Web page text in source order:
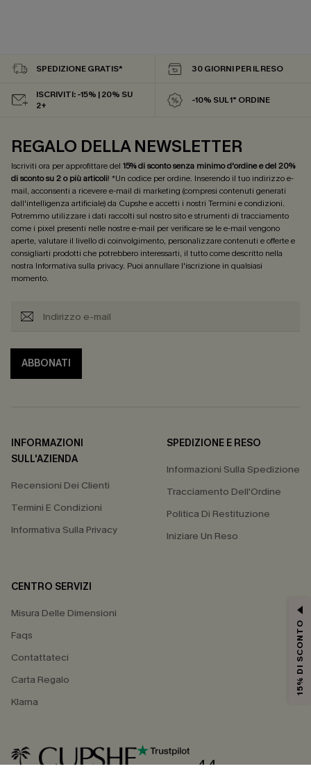
SPEDIZIONE GRATIS* 30 GIORNI PER IL RESO
ISCRIVITI: -15% | 20% SU
2+
-10% SUL 1° ORDINE
REGALO DELLA NEWSLETTER
Iscriviti ora per approfittare del 15% di sconto senza minimo d'ordine e del 20%
di sconto su 2 o più articoli! *Un codice per ordine. Inserendo il tuo indirizzo e-
mail, acconsenti a ricevere e-mail di marketing (compresi contenuti generati
dall'intelligenza artificiale) da Cupshe e accetti i nostri Termini e condizioni.
Potremmo utilizzare i dati raccolti sul nostro sito e strumenti di tracciamento
come i pixel presenti nelle nostre e-mail per verificare se le e-mail vengono
aperte, valutare il livello di coinvolgimento, personalizzare contenuti e offerte e
consigliarti prodotti che potrebbero interessarti, il tutto come descritto nella
nostra Informativa sulla privacy. Puoi annullare l'iscrizione in qualsiasi
momento.
ABBONATI
INFORMAZIONI
SULL'AZIENDA
Recensioni Dei Clienti
Termini E Condizioni
Informativa Sulla Privacy
SPEDIZIONE E RESO
Informazioni Sulla Spedizione
Tracciamento Dell'Ordine
Politica Di Restituzione
Iniziare Un Reso
CENTRO SERVIZI
Misura Delle Dimensioni
Faqs
Contattateci
Carta Regalo
Klarna
4.4
15% DI SCONTO